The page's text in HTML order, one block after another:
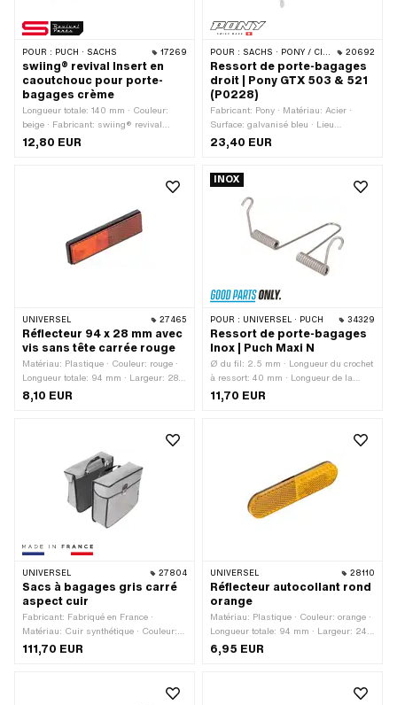
POUR : PUCH · SACHS 17269
swiing® revival Insert en
caoutchouc pour porte-
bagages crème
Longueur totale: 140 mm · Couleur:
beige · Fabricant: swiing® revival
parts · Matériau: Caoutchouc · Type de
fixation: inséré · Nombre de points de
12,80 EUR
POUR : SACHS · PONY / CILO (BÊTA 521 & 512) 20692
Ressort de porte-bagages
droit | Pony GTX 503 & 521
(P0228)
Fabricant: Pony · Matériau: Acier ·
Surface: galvanisé bleu · Lieu
d'utilisation: à droite · Pony numéro
OEM: P0228
23,40 EUR
UNIVERSEL 27465
Réflecteur 94 x 28 mm avec
vis sans tête carrée rouge
Matériau: Plastique · Couleur: rouge ·
Longueur totale: 94 mm · Largeur: 28
mm · Type de fixation: Connecteur ·
Nombre de points de fixation: 2 pcs ·
8,10 EUR
INOX
POUR : UNIVERSEL · PUCH 34329
Ressort de porte-bagages
Inox | Puch Maxi N
Ø du fil: 2.5 mm · Longueur du crochet
à ressort: 40 mm · Longueur de la
jambe: 40 mm · Fabricant: GPO ·
Matériau: Acier à ressort · Longueur
11,70 EUR
UNIVERSEL 27804
Sacs à bagages gris carré
aspect cuir
Fabricant: Fabriqué en France ·
Matériau: Cuir synthétique · Couleur:
gris · Largeur: 110 mm · Longueur
totale: 330 mm · Hauteur: 280 mm ·
111,70 EUR
UNIVERSEL 28110
Réflecteur autocollant rond
orange
Matériau: Plastique · Couleur: orange ·
Longueur totale: 94 mm · Largeur: 24
mm · Type de fixation: coller · Nombre
de points de fixation: 1 pcs · Marque de
6,95 EUR